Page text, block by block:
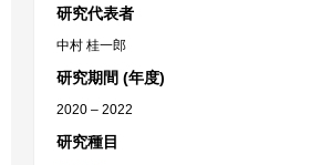
研究代表者
中村 桂一郎
研究期間 (年度)
2020 – 2022
研究種目